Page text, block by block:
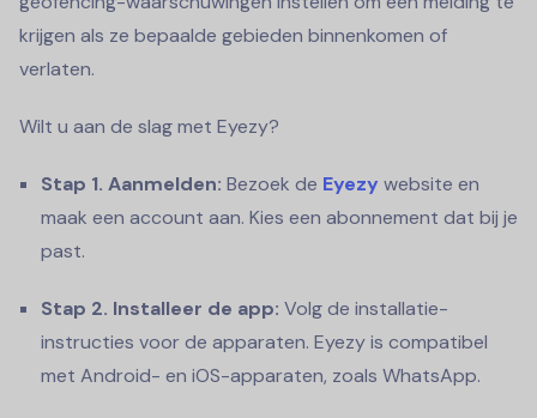
krijgen als ze bepaalde gebieden binnenkomen of
verlaten.
Wilt u aan de slag met Eyezy?
Stap 1. Aanmelden: Bezoek de Eyezy website en
maak een account aan. Kies een abonnement dat bij je
past.
Stap 2. Installeer de app: Volg de installatie-
instructies voor de apparaten. Eyezy is compatibel
met Android- en iOS-apparaten, zoals WhatsApp.